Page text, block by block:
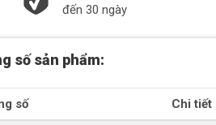
đến 30 ngày
số sản phẩm:
số Chi tiết